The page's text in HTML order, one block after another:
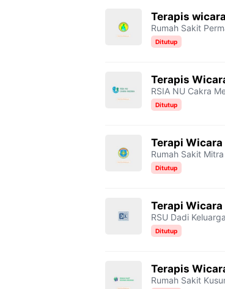
Terapis
Rumah Sakit
Ditutup
Terapis
RSIA NU Cakra
Ditutup
Terapi Wicara
Rumah Sakit
Ditutup
⁠Terapi Wicara
RSU Dadi
Ditutup
Terapis
Rumah Sakit